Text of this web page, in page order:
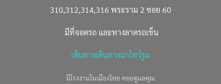
310,312,314,316 พระราม 2 ซอย 60
มีที่จอดรถ และทางลาดรถเข็น
เส้นทางเดินทางมาโชว์รูม
มีโรงงานในเมืองไทย คอยดูแลคุณ